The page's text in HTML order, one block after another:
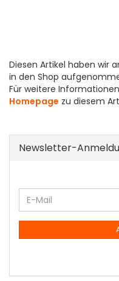
Diesen Artikel haben wir
in den Shop
Für weitere
Homepage zu diesem
Newsletter-
WEITER
ZUR
NEWSLETTER-
E-
Mail